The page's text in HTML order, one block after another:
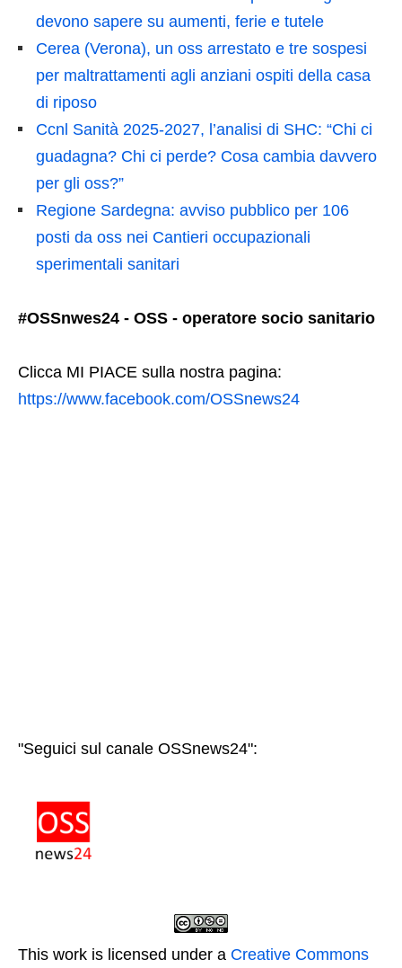
devono sapere su aumenti, ferie e tutele
Cerea (Verona), un oss arrestato e tre sospesi
per maltrattamenti agli anziani ospiti della casa
di riposo
Ccnl Sanità 2025-2027, l’analisi di SHC: “Chi ci
guadagna? Chi ci perde? Cosa cambia davvero
per gli oss?”
Regione Sardegna: avviso pubblico per 106
posti da oss nei Cantieri occupazionali
sperimentali sanitari
#OSSnwes24 - OSS - operatore socio sanitario
Clicca MI PIACE sulla nostra pagina:
https://www.facebook.com/OSSnews24
"Seguici sul canale OSSnews24":
This work is licensed under a Creative Commons